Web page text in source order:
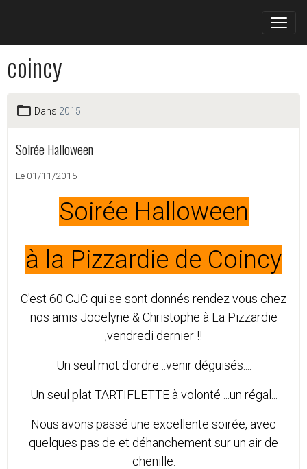
coincy
Dans 2015
Soirée Halloween
Le 01/11/2015
Soirée Halloween
à la Pizzardie de Coincy
C'est 60 CJC qui se sont donnés rendez vous chez
nos amis Jocelyne & Christophe à La Pizzardie
,vendredi dernier !!
Un seul mot d'ordre ..venir déguisés....
Un seul plat TARTIFLETTE à volonté ...un régal...
Nous avons passé une excellente soirée, avec
quelques pas de et déhanchement sur un air de
chenille.